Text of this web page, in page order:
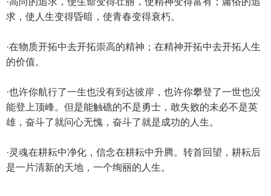
求，使人生变得昏暗，使青春变得衰朽。
·在物质开拓中去开拓崇高的精神；在精神开拓中去开拓人生
的价值。
·也许你航行了一生也没有到达彼岸，也许你攀登了一世也没
能登上顶峰。但是能触礁的不是勇士，敢失败的未必不是英
雄，奋斗了就问心无愧，奋斗了就是成功的人生。
·灵魂在耕耘中净化，信念在耕耘中升腾。转首回望，耕耘后
是一片清新的天地，一个绚丽的人生。